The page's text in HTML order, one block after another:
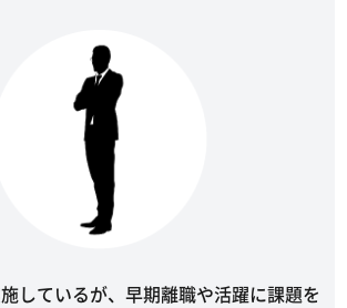
しているが、早期離職や活躍に課題を